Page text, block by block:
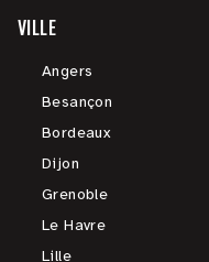
VILLE
Angers
Besançon
Bordeaux
Dijon
Grenoble
Le Havre
Lille